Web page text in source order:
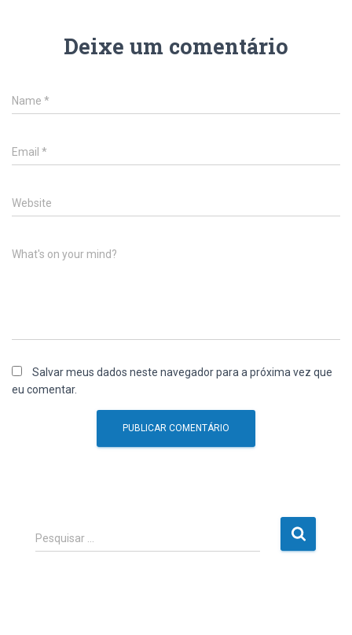
Deixe um comentário
Name *
Email *
Website
What's on your mind?
Salvar meus dados neste navegador para a próxima vez que
eu comentar.
P
e
Pesquisar …